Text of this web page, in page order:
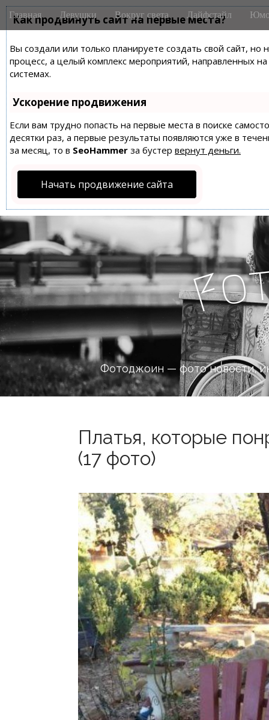
Как продвинуть сайт на первые места?
Вы создали или только планируете создать свой сайт,
процесс, а целый комплекс мероприятий, направленных
системах.
Ускорение продвижения
Если вам трудно попасть на первые места в поиске
десятки раз, а первые результаты появляются уже в
за месяц, то в SeoHammer за бустер вернут деньги.
Начать продвижение сайта
M
a
n
m
e
n
u
i
Главная Девушки Вокруг света Лайфстайл
Fo
Фотоджоин — фото новости,
Платья, которые
(17 фото)